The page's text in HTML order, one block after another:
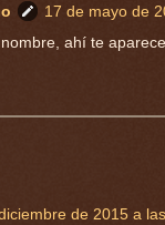
17 de mayo de
ahí te
de 2015 a